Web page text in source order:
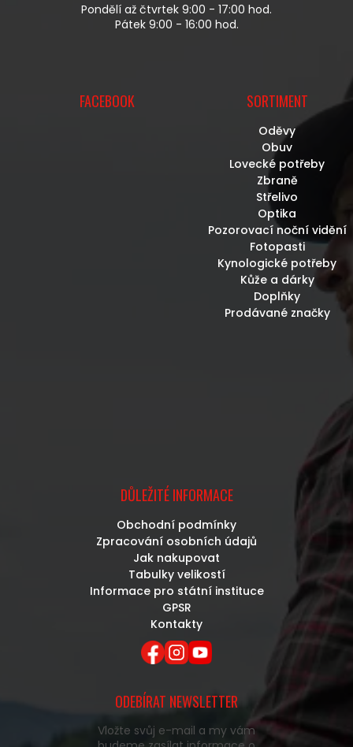
Pondělí až čtvrtek 9:00 - 17:00 hod.
Pátek 9:00 - 16:00 hod.
FACEBOOK SORTIMENT
Oděvy
Obuv
Lovecké potřeby
Zbraně
Střelivo
Optika
Pozorovací noční vidění
Fotopasti
Kynologické potřeby
Kůže a dárky
Doplňky
Prodávané značky
DŮLEŽITÉ INFORMACE
Obchodní podmínky
Zpracování osobních údajů
Jak nakupovat
Tabulky velikostí
Informace pro státní instituce
GPSR
Kontakty
ODEBÍRAT NEWSLETTER
Vložte svůj e-mail a my vám